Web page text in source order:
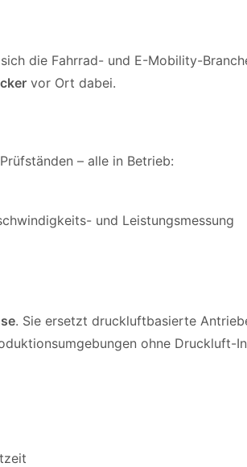
die Fahrrad- und E-Mobility-
vor Ort dabei.
– alle in Betrieb:
und Leistungsmessung
. Sie ersetzt druckluftbasierte
ohne Druckluft-